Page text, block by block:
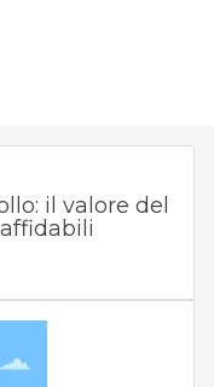
il valore del